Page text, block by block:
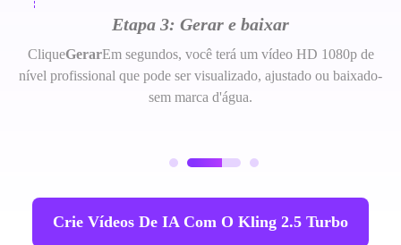
Etapa 3: Gerar e baixar
CliqueGerarEm segundos, você terá um vídeo HD 1080p de
nível profissional que pode ser visualizado, ajustado ou baixado-
sem marca d'água.
Crie Vídeos De IA Com O Kling 2.5 Turbo